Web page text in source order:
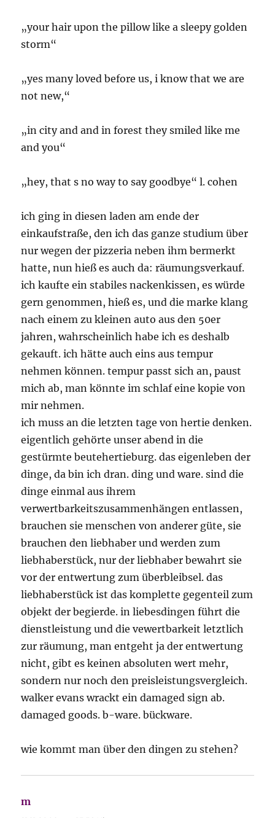
„your hair upon the pillow like a sleepy golden
storm“
„yes many loved before us, i know that we are
not new,“
„in city and and in forest they smiled like me
and you“
„hey, that s no way to say goodbye“ l. cohen
ich ging in diesen laden am ende der
einkaufstraße, den ich das ganze studium über
nur wegen der pizzeria neben ihm bermerkt
hatte, nun hieß es auch da: räumungsverkauf.
ich kaufte ein stabiles nackenkissen, es würde
gern genommen, hieß es, und die marke klang
nach einem zu kleinen auto aus den 50er
jahren, wahrscheinlich habe ich es deshalb
gekauft. ich hätte auch eins aus tempur
nehmen können. tempur passt sich an, paust
mich ab, man könnte im schlaf eine kopie von
mir nehmen.
ich muss an die letzten tage von hertie denken.
eigentlich gehörte unser abend in die
gestürmte beutehertieburg. das eigenleben der
dinge, da bin ich dran. ding und ware. sind die
dinge einmal aus ihrem
verwertbarkeitszusammenhängen entlassen,
brauchen sie menschen von anderer güte, sie
brauchen den liebhaber und werden zum
liebhaberstück, nur der liebhaber bewahrt sie
vor der entwertung zum überbleibsel. das
liebhaberstück ist das komplette gegenteil zum
objekt der begierde. in liebesdingen führt die
dienstleistung und die vewertbarkeit letztlich
zur räumung, man entgeht ja der entwertung
nicht, gibt es keinen absoluten wert mehr,
sondern nur noch den preisleistungsvergleich.
walker evans wrackt ein damaged sign ab.
damaged goods. b-ware. bückware.
wie kommt man über den dingen zu stehen?
m